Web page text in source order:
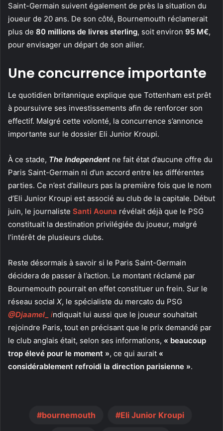
Saint-Germain suivent également de près la situation du
joueur de 20 ans. De son côté, Bournemouth réclamerait
plus de 80 millions de livres sterling, soit environ 95 M€,
pour envisager un départ de son ailier.
Une concurrence importante
Le quotidien britannique explique que Tottenham est prêt
à poursuivre ses investissements afin de renforcer son
effectif. Malgré cette volonté, la concurrence s’annonce
importante sur le dossier Eli Junior Kroupi.
À ce stade, The Independent ne fait état d’aucune offre du
Paris Saint-Germain ni d’un accord entre les différentes
parties. Ce n’est d’ailleurs pas la première fois que le nom
d’Eli Junior Kroupi est associé au club de la capitale. Début
juin, le journaliste Santi Aouna révélait déjà que le PSG
constituait la destination privilégiée du joueur, malgré
l’intérêt de plusieurs clubs.
Reste désormais à savoir si le Paris Saint-Germain
décidera de passer à l’action. Le montant réclamé par
Bournemouth pourrait en effet constituer un frein. Sur le
réseau social X, le spécialiste du mercato du PSG
@Djaamel_
indiquait lui aussi que le joueur souhaitait
rejoindre Paris, tout en précisant que le prix demandé par
le club anglais était, selon ses informations, « beaucoup
trop élevé pour le moment », ce qui aurait «
considérablement refroidi la direction parisienne ».
bournemouth Eli Junior Kroupi